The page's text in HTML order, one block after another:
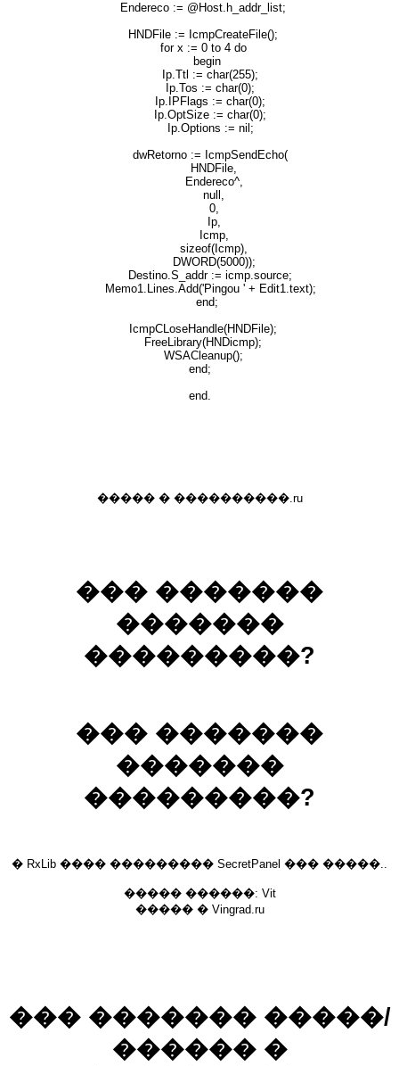
Endereco := @Host.h_addr_list;
HNDFile := IcmpCreateFile();
for x := 0 to 4 do
begin
Ip.Ttl := char(255);
Ip.Tos := char(0);
Ip.IPFlags := char(0);
Ip.OptSize := char(0);
Ip.Options := nil;
dwRetorno := IcmpSendEcho(
HNDFile,
Endereco^,
null,
0,
Ip,
Icmp,
sizeof(Icmp),
DWORD(5000));
Destino.S_addr := icmp.source;
Memo1.Lines.Add('Pingou ' + Edit1.text);
end;
IcmpCLoseHandle(HNDFile);
FreeLibrary(HNDicmp);
WSACleanup();
end;
end.
����� � ����������.ru
��� �������
�������
���������?
��� �������
�������
���������?
� RxLib ���� ��������� SecretPanel ��� �����..
����� ������: Vit
����� � Vingrad.ru
��� ������� �����/
������ �